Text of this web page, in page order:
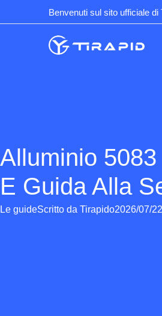
al
Benvenuti sul sito ufficiale di
Alluminio
E Guida Alla
Le guideScritto da Tirapido2026/07/22